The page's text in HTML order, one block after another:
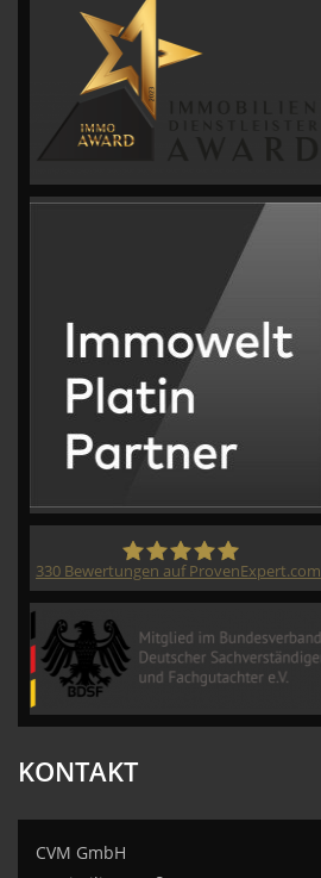
330 Bewertungen auf ProvenExpert.com
KONTAKT
CVM GmbH